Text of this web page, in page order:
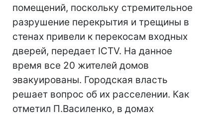
помещений, поскольку стремительное
разрушение перекрытия и трещины в
стенах привели к перекосам входных
дверей, передает ICTV. На данное
время все 20 жителей домов
эвакуированы. Городская власть
решает вопрос об их расселении. Как
отметил П.Василенко, в домах